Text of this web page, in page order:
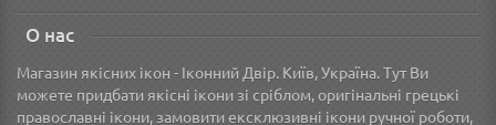
О нас
Магазин якісних ікон - Іконний Двір. Київ, Україна. Тут Ви
можете придбати якісні ікони зі сріблом, оригінальні грецькі
православні ікони, замовити ексклюзивні ікони ручної роботи,